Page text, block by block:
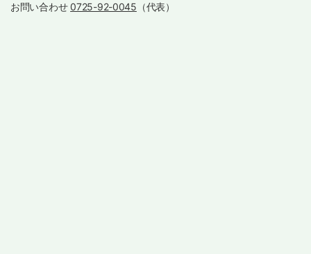
お問い合わせ0725-92-0045 （代表）